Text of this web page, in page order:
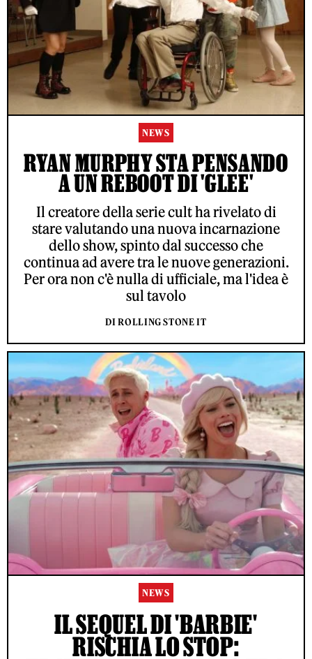
NEWS
RYAN MURPHY STA PENSANDO
A UN REBOOT DI 'GLEE'
Il creatore della serie cult ha rivelato di
stare valutando una nuova incarnazione
dello show, spinto dal successo che
continua ad avere tra le nuove generazioni.
Per ora non c'è nulla di ufficiale, ma l'idea è
sul tavolo
DI ROLLING STONE IT
NEWS
IL SEQUEL DI 'BARBIE'
RISCHIA LO STOP: